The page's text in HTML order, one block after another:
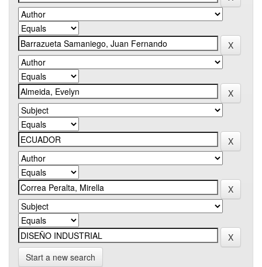
Start a new search